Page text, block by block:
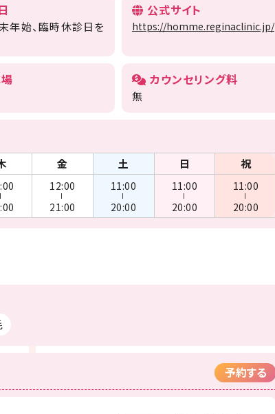
年始、臨時休診日を
公式サイト
https://homme.reginaclinic.jp/
カウンセリング料
無
金 土 日 祝
12:00
21:00
11:00
20:00
11:00
20:00
11:00
20:00
予約する